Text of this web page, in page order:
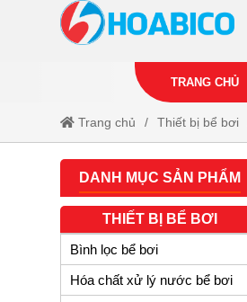
TRANG CHỦ
Trang chủ Thiết bị bể bơi
DANH MỤC SẢN PHẨM
THIẾT BỊ BỂ BƠI
Bình lọc bể bơi
Hóa chất xử lý nước bể bơi